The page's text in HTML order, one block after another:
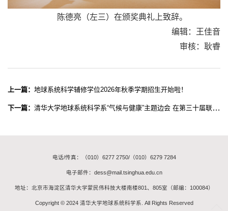
陈德亮（左三）在颁奖典礼上致辞。
编辑：王佳音
审核：耿睿
上一篇： 地球系统科学辅修学位2026年秋季学期招生开始啦！
下一篇： 清华大学地球系统科学系“气候与健康”主题边会 在第三十届联合国气候变化大会举行
电话/传真：（010）6277 2750/（010）6279 7284
电子邮件：dess@mail.tsinghua.edu.cn
地址：北京市海淀区清华大学蒙民伟科技大楼南楼801、805室（邮编：100084）
Copyright © 2024 清华大学地球系统科学系. All Rights Reserved